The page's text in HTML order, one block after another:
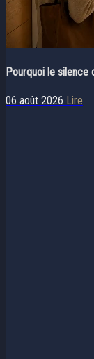
Pourquoi le silence
06 août 2026 Lire